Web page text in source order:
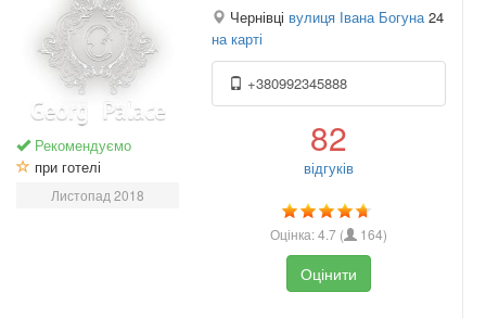
Рекомендуємо
при готелі
Листопад 2018
Чернівці вулиця Івана Богуна24
на карті
+380992345888
82
відгуків
Оцінка:4.7 ( 164)
Оцінити